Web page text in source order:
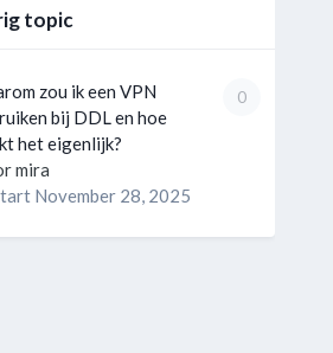
topic
0
zou ik een VPN
bij DDL en hoe
het eigenlijk?
mira
November 28, 2025